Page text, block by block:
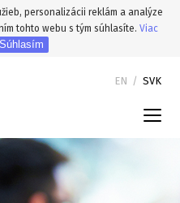
personalizácii reklám a analýze
tohto webu s tým súhlasíte. Viac
Súhlasím
EN / SVK